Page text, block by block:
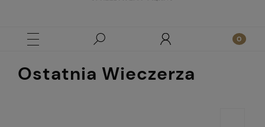
Ostatnia Wieczerza